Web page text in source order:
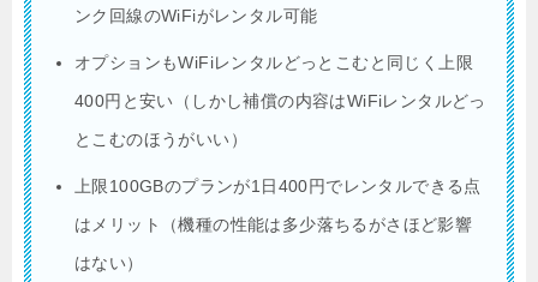
ンク回線のWiFiがレンタル可能
オプションもWiFiレンタルどっとこむと同じく上限
400円と安い（しかし補償の内容はWiFiレンタルどっ
とこむのほうがいい）
上限100GBのプランが1日400円でレンタルできる点
はメリット（機種の性能は多少落ちるがさほど影響
はない）